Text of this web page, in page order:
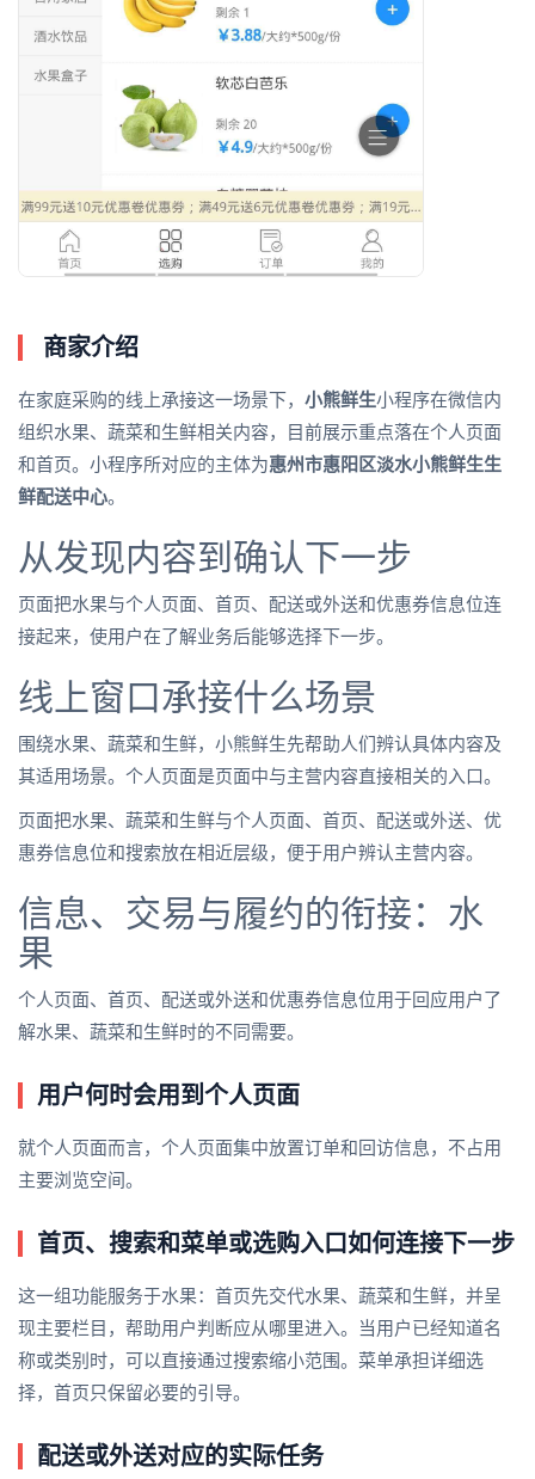
商家介绍
在家庭采购的线上承接这一场景下， 小熊鲜生小程序在微信内
组织水果、蔬菜和生鲜相关内容，目前展示重点落在个人页面
和首页。小程序所对应的主体为惠州市惠阳区淡水小熊鲜生生
鲜配送中心。
从发现内容到确认下一步
页面把水果与个人页面、首页、配送或外送和优惠券信息位连
接起来，使用户在了解业务后能够选择下一步。
线上窗口承接什么场景
围绕水果、蔬菜和生鲜，小熊鲜生先帮助人们辨认具体内容及
其适用场景。个人页面是页面中与主营内容直接相关的入口。
页面把水果、蔬菜和生鲜与个人页面、首页、配送或外送、优
惠券信息位和搜索放在相近层级，便于用户辨认主营内容。
信息、交易与履约的衔接：水
果
个人页面、首页、配送或外送和优惠券信息位用于回应用户了
解水果、蔬菜和生鲜时的不同需要。
用户何时会用到个人页面
就个人页面而言，个人页面集中放置订单和回访信息，不占用
主要浏览空间。
首页、搜索和菜单或选购入口如何连接下一步
这一组功能服务于水果：首页先交代水果、蔬菜和生鲜，并呈
现主要栏目，帮助用户判断应从哪里进入。当用户已经知道名
称或类别时，可以直接通过搜索缩小范围。菜单承担详细选
择，首页只保留必要的引导。
配送或外送对应的实际任务